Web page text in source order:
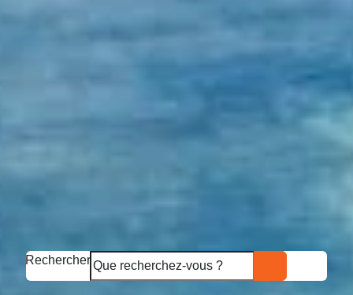
Rechercher